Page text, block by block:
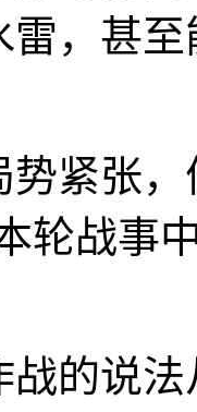
雷，甚
势紧张
轮战事
战的说